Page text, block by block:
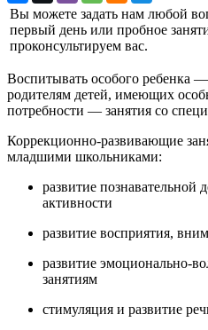
Вы можете задать нам любой
первый день или пробное
проконсультируем вас.
Воспитывать особого ребенка
родителям детей, имеющих
потребности — занятия со
Коррекционно-развивающие
младшими школьниками:
развитие познавательной
активности
развитие восприятия,
развитие эмоционально-
занятиям
стимуляция и развитие